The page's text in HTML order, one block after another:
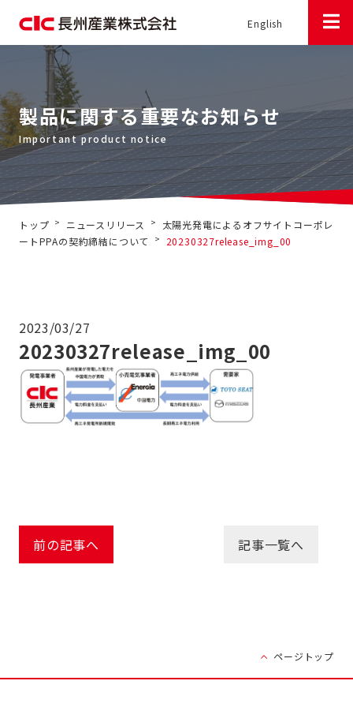
English
製品に関する重要なお知らせ
トップ > ニュースリリース >
太陽光発電によるオフサイトコーポレ
ートPPAの契約締結について
> 20230327release_img_00
2023/03/27
20230327release_img_00
前の記事へ 記事一覧へ
ページトップ